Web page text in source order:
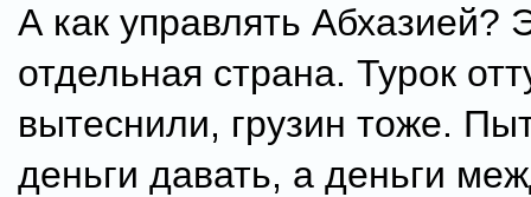
А как управлять Абхазией?
отдельная страна. Турок
вытеснили, грузин тоже.
деньги давать, а деньги